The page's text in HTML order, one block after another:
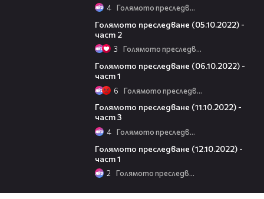
4 Голямото преследване
Голямото преследване (05.10.2022) -
част 2
3 Голямото преследване
Голямото преследване (06.10.2022) -
част 1
6 Голямото преследване
Голямото преследване (11.10.2022) -
част 3
4 Голямото преследване
Голямото преследване (12.10.2022) -
част 1
2 Голямото преследване